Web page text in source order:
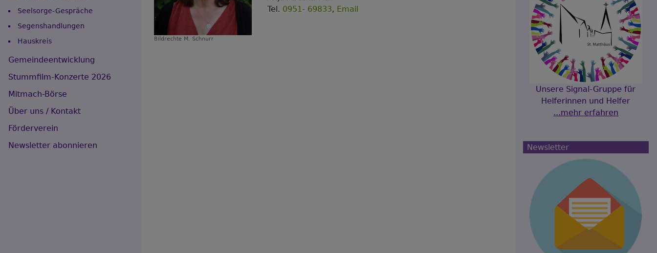
Seelsorge-Gespräche
Segenshandlungen
Hauskreis
Gemeindeentwicklung
Stummfilm-Konzerte 2026
Mitmach-Börse
Über uns / Kontakt
Förderverein
Newsletter abonnieren
Bildrechte M. Schnurr
Tel. 0951- 69833‬, Email
Unsere Signal-Gruppe für
Helferinnen und Helfer
...mehr erfahren
Newsletter